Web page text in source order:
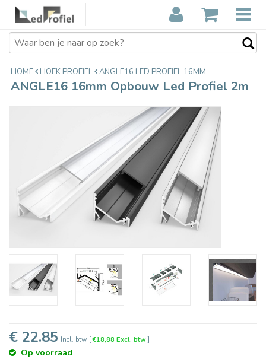
ANGLE16 16mm Opbouw Led Profiel
2m
€22,85
HOME HOEK PROFIEL ANGLE16 LED PROFIEL 16MM
ANGLE16 16mm Opbouw Led Profiel 2m
€ 22.85 Incl. btw [€18,88 Excl. btw]
Op voorraad